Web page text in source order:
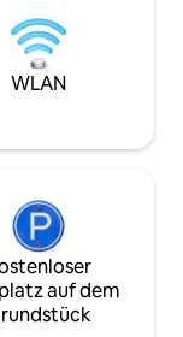
Pool ✔ Voll
Veranda ✔
Optionales
erlaubt Ein idealer Rückzugsort zum
WLAN
auf dem